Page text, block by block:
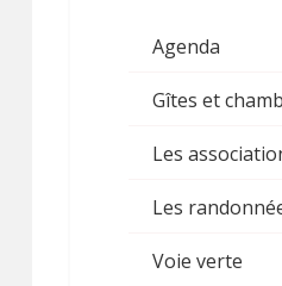
Agenda
Gîtes et
Les
Les
Voie verte